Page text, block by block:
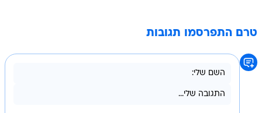
טרם התפרסמו תגובות